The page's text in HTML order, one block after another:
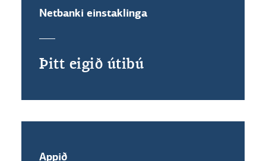
Netbanki einstaklinga
Þitt eigið útibú
Appið